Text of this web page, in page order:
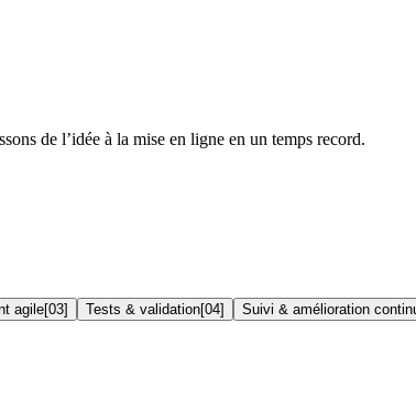
de l’idée à la mise en ligne en un temps record.
agile[03] Tests & validation[04] Suivi & amélioration